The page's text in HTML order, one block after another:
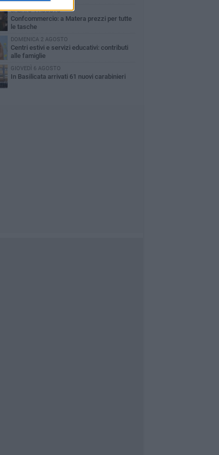
SABATO 1 AGOSTO
Confcommercio: a Matera prezzi per tutte
le tasche
DOMENICA 2 AGOSTO
Centri estivi e servizi educativi: contributi
alle famiglie
GIOVEDÌ 6 AGOSTO
In Basilicata arrivati 61 nuovi carabinieri